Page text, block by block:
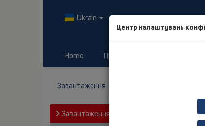
Ukrain
Home Продукты
Завантаження
Завантаження
Центр налаштувань